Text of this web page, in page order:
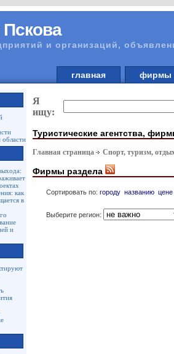
и организаций,
главная
как
в
и
Я
ищу:
Туристические агентства,
Главная страница Спорт, туризм,
Фирмы раздела
Сортировать по: городу названию цене
Выберите регион: